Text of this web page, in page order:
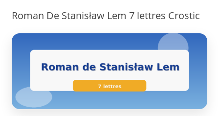
Roman De Stanisław Lem 7 lettres Crostic